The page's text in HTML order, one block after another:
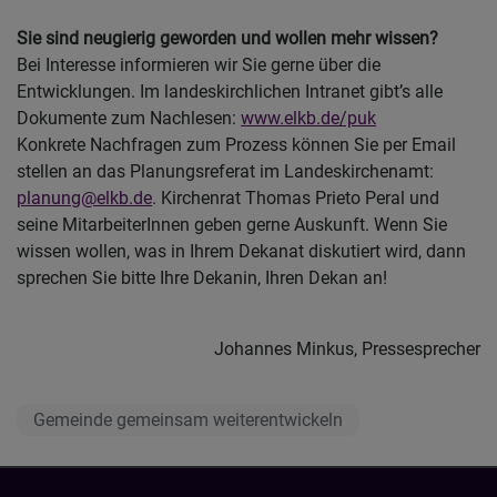
Sie sind neugierig geworden und wollen mehr wissen?
Bei Interesse informieren wir Sie gerne über die
Entwicklungen. Im landeskirchlichen Intranet gibt’s alle
Dokumente zum Nachlesen: www.elkb.de/puk
Konkrete Nachfragen zum Prozess können Sie per Email
stellen an das Planungsreferat im Landeskirchenamt:
planung@elkb.de. Kirchenrat Thomas Prieto Peral und
seine MitarbeiterInnen geben gerne Auskunft. Wenn Sie
wissen wollen, was in Ihrem Dekanat diskutiert wird, dann
sprechen Sie bitte Ihre Dekanin, Ihren Dekan an!
Johannes Minkus, Pressesprecher
Gemeinde gemeinsam weiterentwickeln